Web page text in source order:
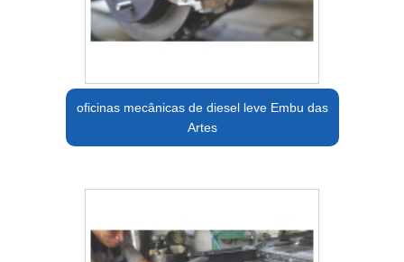
oficinas mecânicas de diesel leve Embu das
Artes